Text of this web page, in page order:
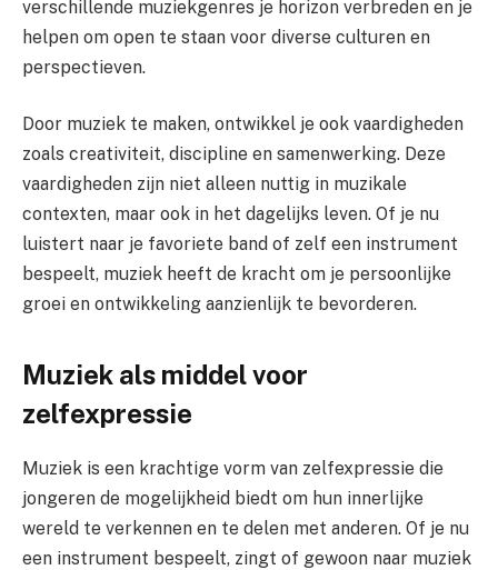
verschillende muziekgenres je horizon verbreden en je
helpen om open te staan voor diverse culturen en
perspectieven.
Door muziek te maken, ontwikkel je ook vaardigheden
zoals creativiteit, discipline en samenwerking. Deze
vaardigheden zijn niet alleen nuttig in muzikale
contexten, maar ook in het dagelijks leven. Of je nu
luistert naar je favoriete band of zelf een instrument
bespeelt, muziek heeft de kracht om je persoonlijke
groei en ontwikkeling aanzienlijk te bevorderen.
Muziek als middel voor
zelfexpressie
Muziek is een krachtige vorm van zelfexpressie die
jongeren de mogelijkheid biedt om hun innerlijke
wereld te verkennen en te delen met anderen. Of je nu
een instrument bespeelt, zingt of gewoon naar muziek